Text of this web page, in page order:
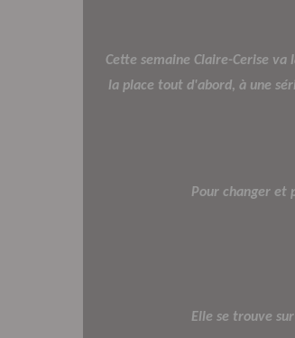
Cette semaine Claire-Cerise
la place tout d'abord, à une
Pour changer et
Elle se trouve